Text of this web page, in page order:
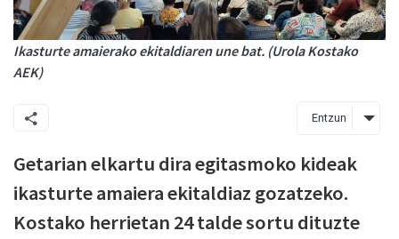
Ikasturte amaierako ekitaldiaren une bat. (Urola Kostako
AEK)
Entzun
Getarian elkartu dira egitasmoko kideak
ikasturte amaiera ekitaldiaz gozatzeko.
Kostako herrietan 24 talde sortu dituzte